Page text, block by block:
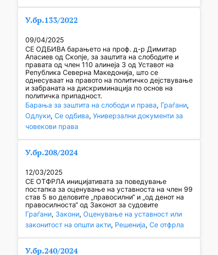
У.бр.133/2022
09/04/2025
СЕ ОДБИВА барањето на проф. д-р Димитар
Апасиев од Скопје, за заштита на слободите и
правата од член 110 алинеја 3 од Уставот на
Република Северна Македонија, што се
однесуваат на правото на политичко дејствување
и забраната на дискриминација по основ на
политичка припадност.
Барања за заштита на слободи и права, Граѓани
Одлуки, Се одбива, Универзални документи за
човекови права
У.бр.208/2024
12/03/2025
СЕ ОТФРЛА иницијативата за поведување
постапка за оценување на уставноста на член 99
став 5 во деловите „правосилни“ и „од денот на
правосилноста“ од Законот за судовите
Граѓани, Закони, Оценување на уставност или
законитост на општи акти, Решенија, Се отфрла
У.бр.240/2024